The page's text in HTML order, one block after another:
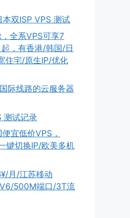
双ISP VPS 测试
全系VPS可享7
，有香港/韩国/日
住宅/原生IP/优化
际线路的云服务器
测试记录
宜低价VPS，
键切换IP/欧美多机
月/江苏移动
500M端口/3T流